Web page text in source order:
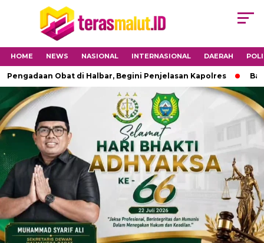
HOME NEWS NASIONAL INTERNASIONAL DAERAH
Obat di Halbar, Begini Penjelasan Kapolres